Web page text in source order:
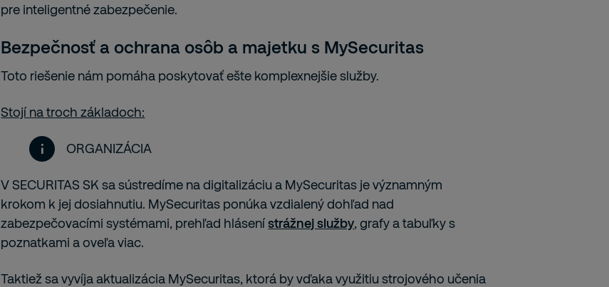
pre inteligentné zabezpečenie.
Bezpečnosť a ochrana osôb a majetku s MySecuritas
Toto riešenie nám pomáha poskytovať ešte komplexnejšie služby.
Stojí na troch základoch:
ORGANIZÁCIA
V SECURITAS SK sa sústredíme na digitalizáciu a MySecuritas je významným
krokom k jej dosiahnutiu. MySecuritas ponúka vzdialený dohľad nad
zabezpečovacími systémami, prehľad hlásenístrážnej služby, grafy a tabuľky s
poznatkami a oveľa viac.
Taktiež sa vyvíja aktualizácia MySecuritas, ktorá by vďaka využitiu strojového učenia